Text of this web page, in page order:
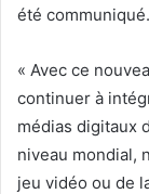
été communiqué.
« Avec ce
continuer à
médias digitaux
niveau mondial,
jeu vidéo ou de